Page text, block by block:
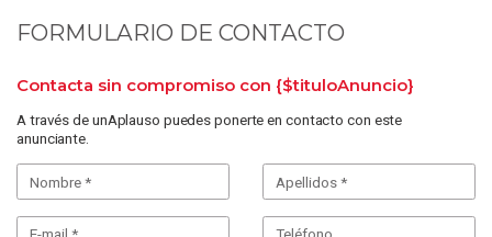
FORMULARIO DE CONTACTO
Contacta sin compromiso con {$tituloAnuncio}
A través de unAplauso puedes ponerte en contacto con este
anunciante.